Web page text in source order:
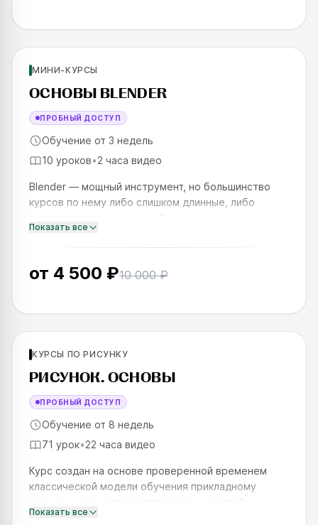
SKILLS UP
МИНИ-КУРСЫ
ОСНОВЫ BLENDER
ПРОБНЫЙ ДОСТУП
Обучение от 3 недель
10 уроков•2 часа видео
Blender — мощный инструмент, но большинство
курсов по нему либо слишком длинные, либо
за 4 недели вы пройдёте полный цикл создания 3D-
Показать все
от 4 500 ₽10 000 ₽
SKILLS UP
КУРСЫ ПО РИСУНКУ
РИСУНОК. ОСНОВЫ
ПРОБНЫЙ ДОСТУП
Обучение от 8 недель
71 урок•22 часа видео
Курс создан на основе проверенной временем
классической модели обучения прикладному
рисунку, но с учетом современных реалий и
востребованных направлений, таких как геймдев,
Показать все